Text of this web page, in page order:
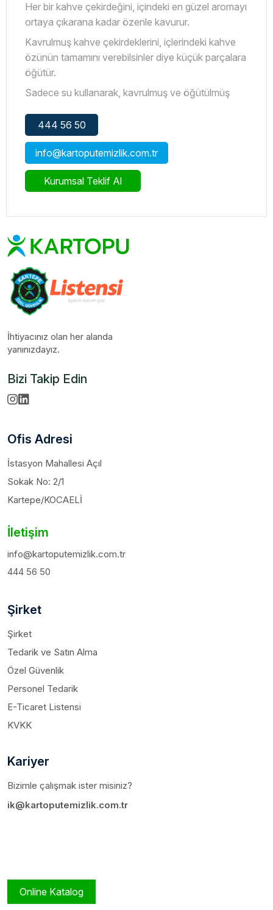
Her bir kahve çekirdeğini, içindeki en güzel aromayı
ortaya çıkarana kadar özenle kavurur.
Kavrulmuş kahve çekirdeklerini, içlerindeki kahve
özünün tamamını verebilsinler diye küçük parçalara
öğütür.
Sadece su kullanarak, kavrulmuş ve öğütülmüş
özünü çıkarır
. Bu zengin kahve özünü, saf soğuk hava ile derin
dondurarak kurutur.
Böylece o taptaze kahve aromasını olduğu gibi
saklar.
Bu teknoloji dünyada ilk olarak Nestlé tarafından
Yani hazır kahve katkısızdır, %100 kahvedir.
Zengin aromanın keyfini çıkarmak için bir tatlı kaşığı
(2 g) NESCAFE Gold üzerine kaynatılıp 1 dakika
bekletilmiş 200 ml sıcak suyu ekleyin.
444 56 50
info@kartoputemizlik.com.tr
Kurumsal Teklif Al
İhtiyacınız olan her alanda
yanınızdayız.
Bizi Takip Edin
Ofis Adresi
İstasyon Mahallesi Açıl
Sokak No: 2/1
Kartepe/KOCAELİ
İletişim
info@kartoputemizlik.com.tr
444 56 50
Şirket
Şirket
Tedarik ve Satın Alma
Özel Güvenlik
Personel Tedarik
E-Ticaret Listensi
KVKK
Kariyer
Bizimle çalışmak ister misiniz?
ik@kartoputemizlik.com.tr
Online Katalog